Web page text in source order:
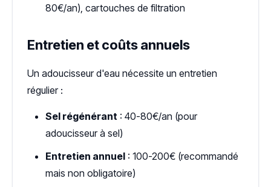
80€/an), cartouches de filtration
Entretien et coûts annuels
Un adoucisseur d'eau nécessite un entretien
régulier :
Sel régénérant : 40-80€/an (pour
adoucisseur à sel)
Entretien annuel : 100-200€ (recommandé
mais non obligatoire)